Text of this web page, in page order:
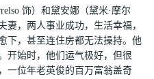
饰）和黛安娜（黛米·摩尔
妻，两人事业成功，生活幸福，
下，甚至连住房都无法操持。他
开始时，他们运气极好，但很
一位年老英俊的百万富翁盖奇